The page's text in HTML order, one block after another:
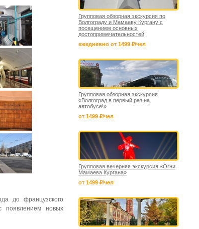
до французского
появлением новых
Групповая обзорная экскурсия по
Волгограду и Мамаеву Кургану с
посещением основных
достопримечательностей
ежедневно от 1499 ₽/чел
Групповая обзорная экскурсия
«Волгоград в первый раз на
автобусе!»
от 1499 ₽/чел
Групповая вечерняя экскурсия «Огни
Мамаева Кургана»
от 1499 ₽/чел